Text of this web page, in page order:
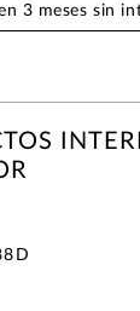
3 meses sin